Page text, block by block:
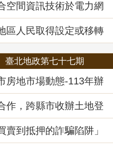
空間資訊技術於電力網
西部海域離岸風力發電
險分析」地政講堂回顧
區人民取得設定或移轉
物權之許可及管理
臺北地政第七十七期
房地市場動態-113年辦
面市場
作，跨縣市收辦土地登
賣到抵押的詐騙陷阱」
堂回顧